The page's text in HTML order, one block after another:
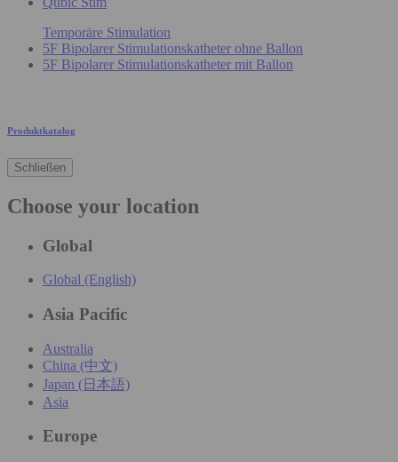
Temporäre Stimulation
5F Bipolarer Stimulationskatheter ohne Ballon
5F Bipolarer Stimulationskatheter mit Ballon
Produktkatalog
Schließen
Choose your location
Global
Global (English)
Asia Pacific
Australia
China (中文)
Japan (日本語)
Asia
Europe